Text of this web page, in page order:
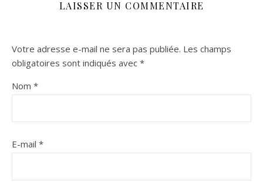
LAISSER UN COMMENTAIRE
Votre adresse e-mail ne sera pas publiée. Les champs
obligatoires sont indiqués avec *
Nom *
E-mail *